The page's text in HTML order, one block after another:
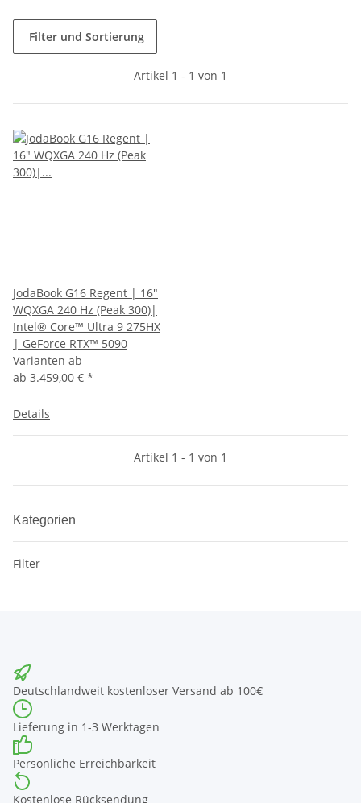
Filter und Sortierung
Artikel 1 - 1 von 1
JodaBook G16 Regent | 16"
WQXGA 240 Hz (Peak 300)|
Intel® Core™ Ultra 9 275HX
| GeForce RTX™ 5090
Varianten ab
ab 3.459,00 € *
Details
Artikel 1 - 1 von 1
Kategorien
Filter
Deutschlandweit kostenloser Versand ab 100€
Lieferung in 1-3 Werktagen
Persönliche Erreichbarkeit
Kostenlose Rücksendung